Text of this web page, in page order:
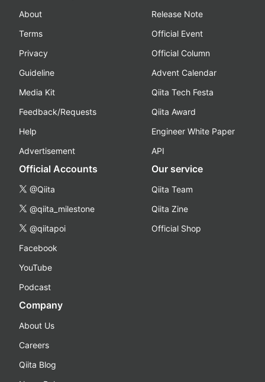
About
Terms
Privacy
Guideline
Media Kit
Feedback/Requests
Help
Advertisement
Release Note
Official Event
Official Column
Advent Calendar
Qiita Tech Festa
Qiita Award
Engineer White Paper
API
Official Accounts
@Qiita
@qiita_milestone
@qiitapoi
Facebook
YouTube
Podcast
Our service
Qiita Team
Qiita Zine
Official Shop
Company
About Us
Careers
Qiita Blog